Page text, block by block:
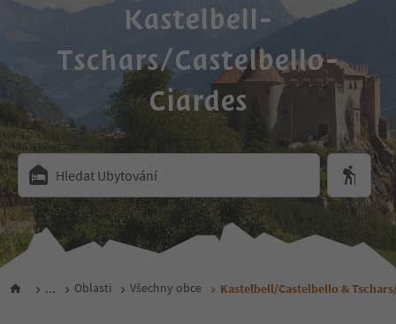
Kastelbell-
Tschars/Castelbello-
Ciardes
Hledat Ubytování
... Oblasti Všechny obce Kastelbell/Castelbello &